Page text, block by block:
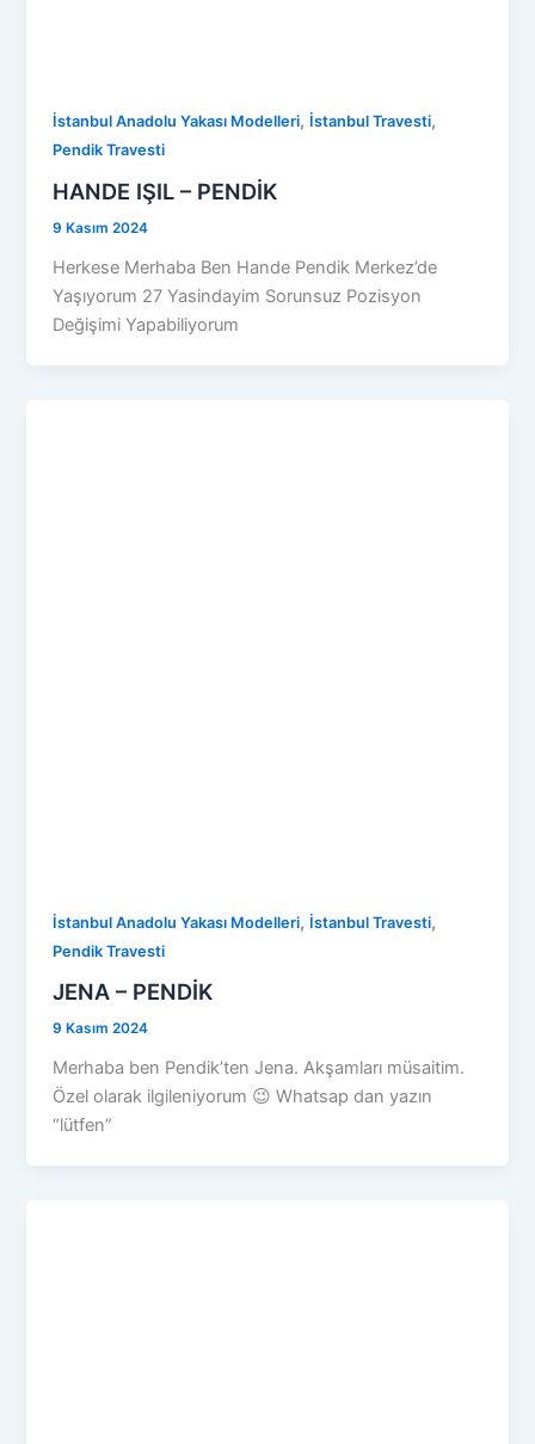
İstanbul Anadolu Yakası Modelleri, İstanbul Travesti,
Pendik Travesti
HANDE IŞIL – PENDİK
9 Kasım 2024
Herkese Merhaba Ben Hande Pendik Merkez’de
Yaşıyorum 27 Yasindayim Sorunsuz Pozisyon
Değişimi Yapabiliyorum
İstanbul Anadolu Yakası Modelleri, İstanbul Travesti,
Pendik Travesti
JENA – PENDİK
9 Kasım 2024
Merhaba ben Pendik’ten Jena. Akşamları müsaitim.
Özel olarak ilgileniyorum 😉 Whatsap dan yazın
“lütfen”